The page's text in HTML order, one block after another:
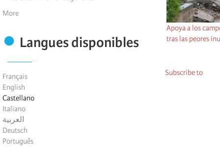
More
Langues disponibles
Français
English
Castellano
Italiano
العربية
Deutsch
Português
Apoya a los
tras las peores
Subscribe to